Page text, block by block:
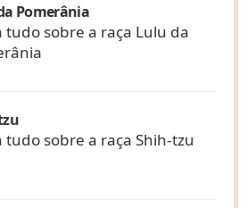
Pomerânia
tudo sobre a raça Lulu da
tudo sobre a raça Shih-tzu